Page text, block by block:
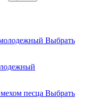
Выбрать
Выбрать